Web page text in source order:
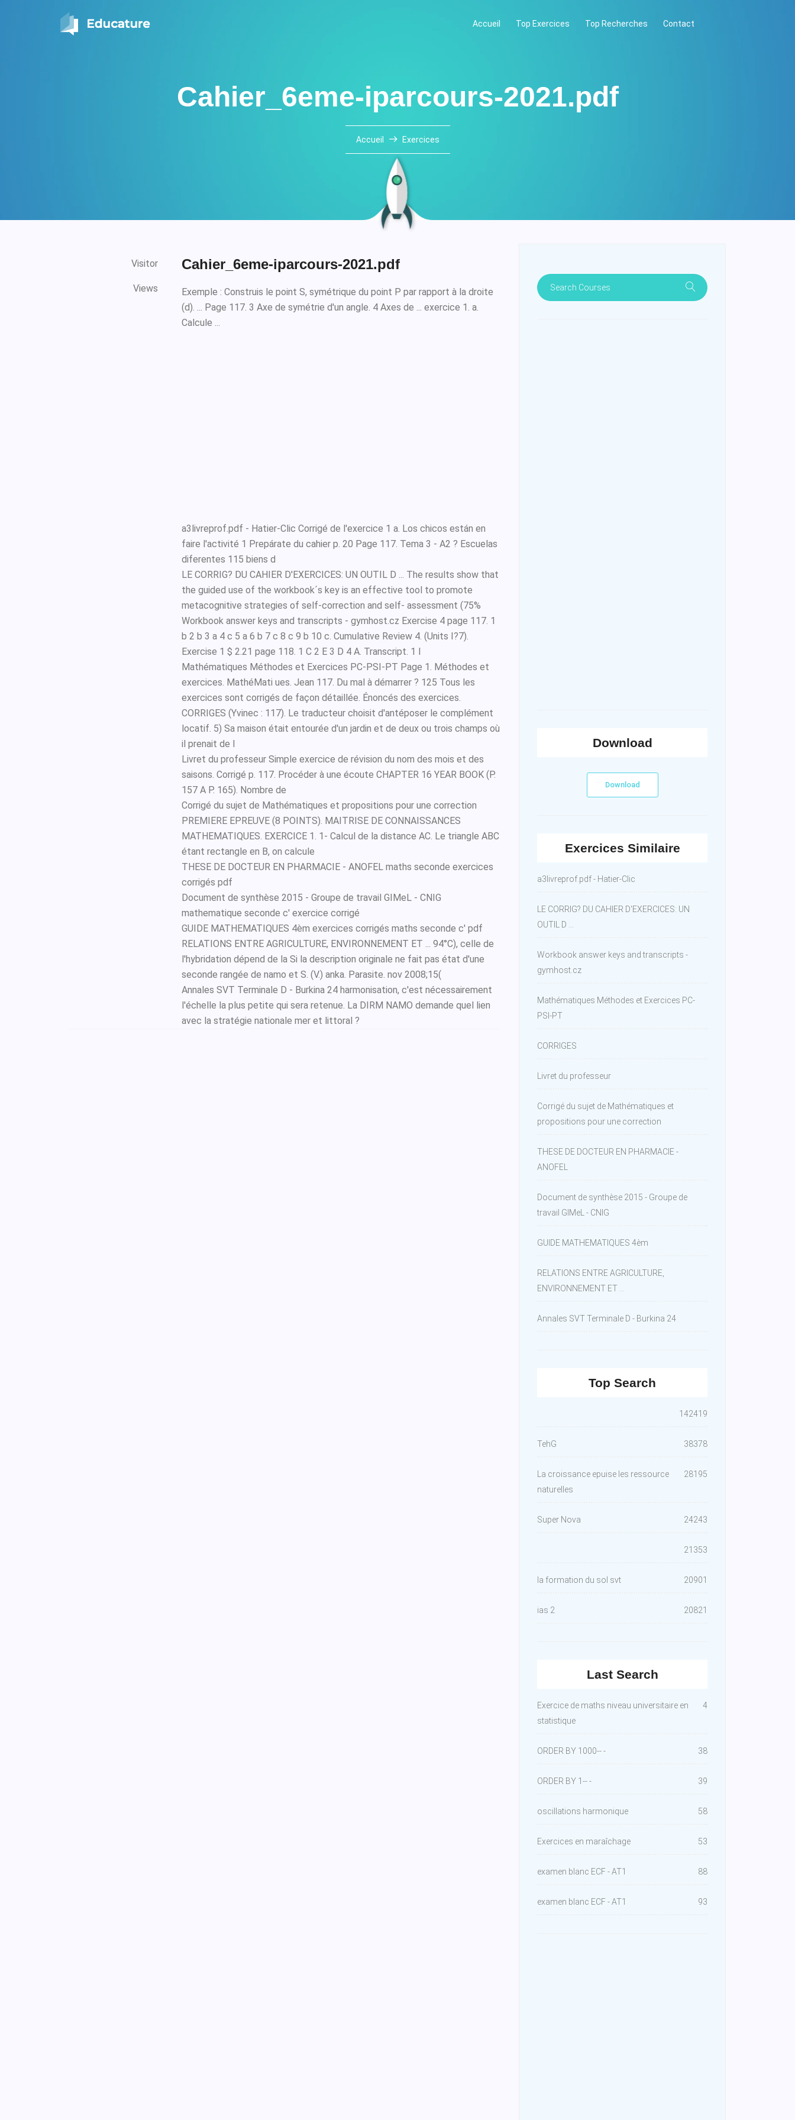
Accueil Top Exercices Top Recherches Contact
Cahier_6eme-iparcours-2021.pdf
Accueil Exercices
Visitor
Views
Cahier_6eme-iparcours-2021.pdf
Exemple : Construis le point S, symétrique du point P par rapport à la droite
(d). ... Page 117. 3 Axe de symétrie d'un angle. 4 Axes de ... exercice 1. a.
Calcule ...
a3livreprof.pdf - Hatier-Clic Corrigé de l'exercice 1 a. Los chicos están en
faire l'activité 1 Prepárate du cahier p. 20 Page 117. Tema 3 - A2 ? Escuelas
diferentes 115 biens d
LE CORRIG? DU CAHIER D'EXERCICES: UN OUTIL D ... The results show that
the guided use of the workbook´s key is an effective tool to promote
metacognitive strategies of self-correction and self- assessment (75%
Workbook answer keys and transcripts - gymhost.cz Exercise 4 page 117. 1
b 2 b 3 a 4 c 5 a 6 b 7 c 8 c 9 b 10 c. Cumulative Review 4. (Units I?7).
Exercise 1 $ 2.21 page 118. 1 C 2 E 3 D 4 A. Transcript. 1 I
Mathématiques Méthodes et Exercices PC-PSI-PT Page 1. Méthodes et
exercices. MathéMati ues. Jean 117. Du mal à démarrer ? 125 Tous les
exercices sont corrigés de façon détaillée. Énoncés des exercices.
CORRIGES (Yvinec : 117). Le traducteur choisit d'antéposer le complément
locatif. 5) Sa maison était entourée d'un jardin et de deux ou trois champs où
il prenait de l
Livret du professeur Simple exercice de révision du nom des mois et des
saisons. Corrigé p. 117. Procéder à une écoute CHAPTER 16 YEAR BOOK (P.
157 A P. 165). Nombre de
Corrigé du sujet de Mathématiques et propositions pour une correction
PREMIERE EPREUVE (8 POINTS). MAITRISE DE CONNAISSANCES
MATHEMATIQUES. EXERCICE 1. 1- Calcul de la distance AC. Le triangle ABC
étant rectangle en B, on calcule
THESE DE DOCTEUR EN PHARMACIE - ANOFEL maths seconde exercices
corrigés pdf
Document de synthèse 2015 - Groupe de travail GIMeL - CNIG
mathematique seconde c' exercice corrigé
GUIDE MATHEMATIQUES 4èm exercices corrigés maths seconde c' pdf
RELATIONS ENTRE AGRICULTURE, ENVIRONNEMENT ET ... 94°C), celle de
l'hybridation dépend de la Si la description originale ne fait pas état d'une
seconde rangée de namo et S. (V.) anka. Parasite. nov 2008;15(
Annales SVT Terminale D - Burkina 24 harmonisation, c'est nécessairement
l'échelle la plus petite qui sera retenue. La DIRM NAMO demande quel lien
avec la stratégie nationale mer et littoral ?
Download
Download
Exercices Similaire
a3livreprof.pdf - Hatier-Clic
LE CORRIG? DU CAHIER D'EXERCICES: UN
OUTIL D ...
Workbook answer keys and transcripts -
gymhost.cz
Mathématiques Méthodes et Exercices PC-
PSI-PT
CORRIGES
Livret du professeur
Corrigé du sujet de Mathématiques et
propositions pour une correction
THESE DE DOCTEUR EN PHARMACIE -
ANOFEL
Document de synthèse 2015 - Groupe de
travail GIMeL - CNIG
GUIDE MATHEMATIQUES 4èm
RELATIONS ENTRE AGRICULTURE,
ENVIRONNEMENT ET ...
Annales SVT Terminale D - Burkina 24
Top Search
142419
TehG 38378
La croissance epuise les ressource
naturelles
28195
Super Nova 24243
21353
la formation du sol svt 20901
ias 2 20821
Last Search
Exercice de maths niveau universitaire en
statistique
4
ORDER BY 1000-- - 38
ORDER BY 1-- - 39
oscillations harmonique 58
Exercices en maraîchage 53
examen blanc ECF - AT1 88
examen blanc ECF - AT1 93